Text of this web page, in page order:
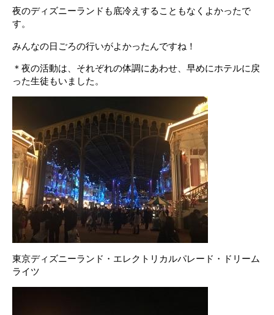
夜のディズニーランドも底冷えすることもなくよかったで
す。
みんなの日ごろの行いがよかったんですね！
＊夜の活動は、それぞれの体調にあわせ、早めにホテルに戻
った生徒もいました。
東京ディズニーランド・エレクトリカルパレード・ドリーム
ライツ